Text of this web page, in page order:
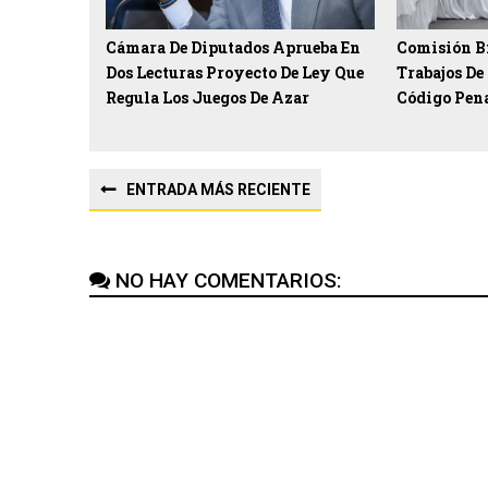
Cámara De Diputados Aprueba En
Dos Lecturas Proyecto De Ley Que
Regula Los Juegos De Azar
Comisión
Trabajos
Código
ENTRADA MÁS RECIENTE
NO HAY COMENTARIOS: